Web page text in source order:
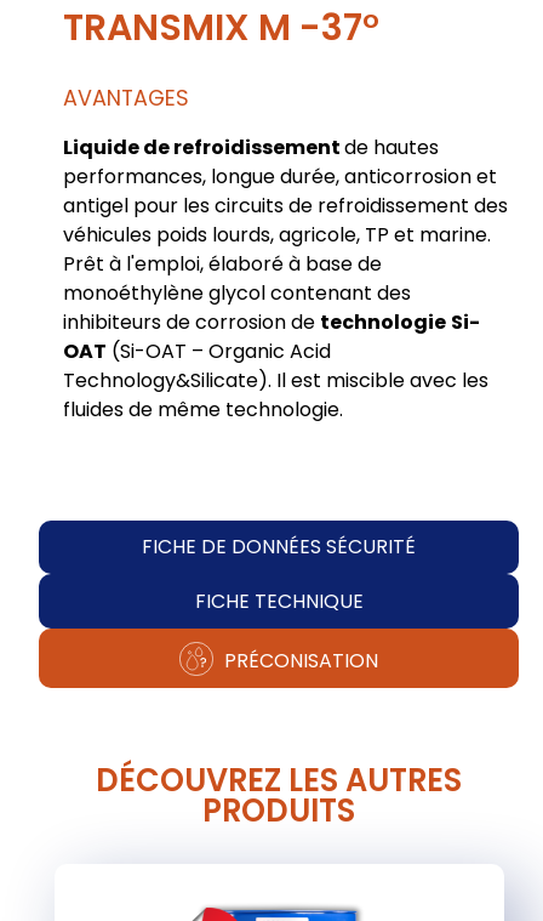
TRANSMIX M -37°
AVANTAGES
Liquide de refroidissementde hautes
performances, longue durée, anticorrosion et
antigel pour les circuits de refroidissement des
véhicules poids lourds, agricole, TP et marine.
Prêt à l'emploi, élaboré à base de
monoéthylène glycol contenant des
inhibiteurs de corrosion de technologie Si-
OAT (Si-OAT – Organic Acid
Technology&Silicate). Il est miscible avec les
fluides de même technologie.
FICHE DE DONNÉES SÉCURITÉ
FICHE TECHNIQUE
PRÉCONISATION
DÉCOUVREZ LES AUTRES
PRODUITS